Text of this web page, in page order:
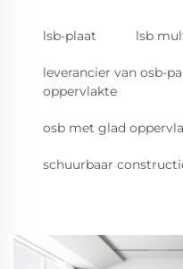
lsb-plaat lsb
leverancier van osb-
oppervlakte
osb met glad
schuurbaar